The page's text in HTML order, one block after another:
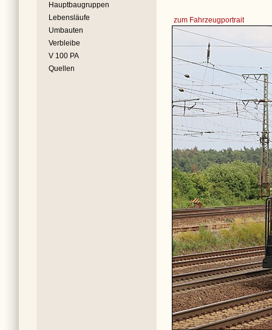
Hauptbaugruppen
Lebensläufe
Umbauten
Verbleibe
V 100 PA
Quellen
zum Fahrzeugportrait